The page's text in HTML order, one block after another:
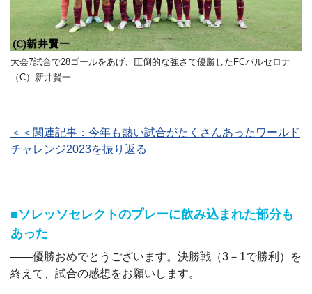
大会7試合で28ゴールをあげ、圧倒的な強さで優勝したFCバルセロナ
（C）新井賢一
＜＜関連記事：今年も熱い試合がたくさんあったワールド
チャレンジ2023を振り返る
■ソレッソセレクトのプレーに飲み込まれた部分も
あった
――優勝おめでとうございます。決勝戦（3－1で勝利）を
終えて、試合の感想をお願いします。